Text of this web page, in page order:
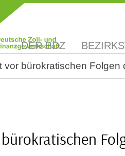
DER BDZ
vor bürokratischen